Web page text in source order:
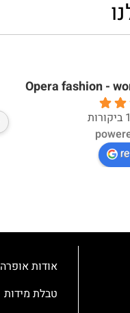
Opera fashion -
ואחלה מוצרים
אודות אופרה
טבלת מידות